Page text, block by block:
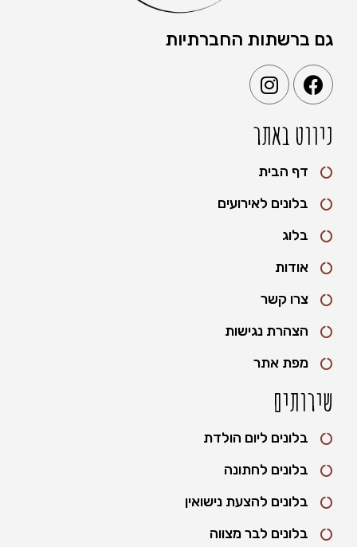
גם ברשתות החברתיות
ניווט באתר
דף הבית
בלונים לאירועים
בלוג
אודות
צרו קשר
הצהרת נגישות
מפת אתר
שירותים
בלונים ליום הולדת
בלונים לחתונה
בלונים להצעת נישואין
בלונים לבר מצווה